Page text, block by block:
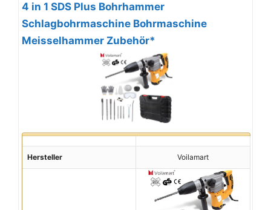
4 in 1 SDS Plus Bohrhammer
Schlagbohrmaschine Bohrmaschine
Meisselhammer Zubehör*
Hersteller Voilamart